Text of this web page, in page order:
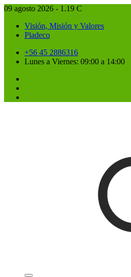
09 agosto 2026 - 1.19 C
Visión, Misión y Valores
Pladeco
+56 45 2886316
Lunes a Viernes: 09:00 a 14:00